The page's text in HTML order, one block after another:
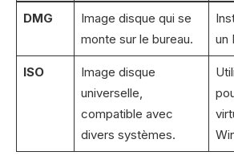
DMG
Image disque qui se
monte sur le bureau.
un
ISO
Image disque
universelle,
compatible avec
divers systèmes.